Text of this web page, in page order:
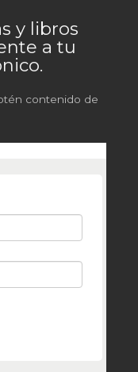
y libros
a tu
contenido de